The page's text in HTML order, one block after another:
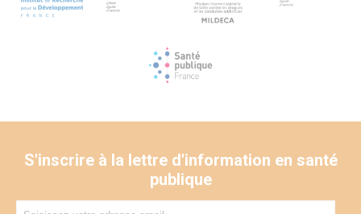
S'inscrire à la lettre d'information en santé
publique